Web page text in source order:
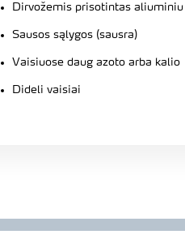
Dirvožemis prisotintas aliuminiu
Sausos sąlygos (sausra)
Vaisiuose daug azoto arba kalio
Dideli vaisiai